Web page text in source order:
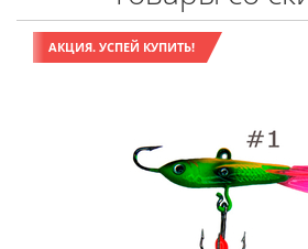
АКЦИЯ. УСПЕЙ КУПИТЬ!